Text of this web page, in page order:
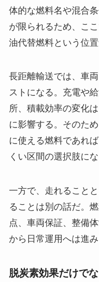
体的な燃料名や混合
が限られるため、こ
油代替燃料という位置
長距離輸送では、車
ストになる。充電や
所、積載効率の変化
に影響する。そのた
に使える燃料であれ
くい区間の選択肢にな
一方で、走れること
ることは別の話だ。
点、車両保証、整備
から日常運用へは進み
脱炭素効果だけで